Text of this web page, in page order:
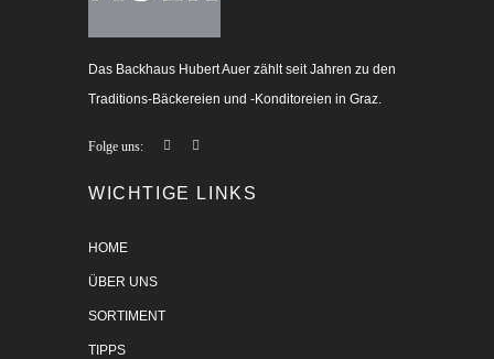
Das Backhaus Hubert Auer zählt seit Jahren zu den
Traditions-Bäckereien und -Konditoreien in Graz.
Folge uns:
WICHTIGE LINKS
HOME
ÜBER UNS
SORTIMENT
TIPPS